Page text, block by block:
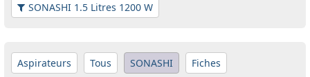
SONASHI 1.5 Litres 1200 W
Aspirateurs Tous SONASHI Fiches